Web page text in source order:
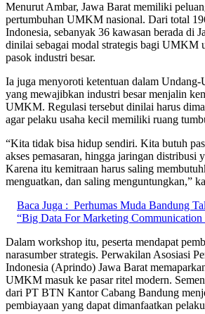
Menurut Ambar, Jawa Barat memiliki
pertumbuhan UMKM nasional. Dari total
Indonesia, sebanyak 36 kawasan berada di
dinilai sebagai modal strategis bagi UMKM
pasok industri besar.
Ia juga menyoroti ketentuan dalam
yang mewajibkan industri besar menjalin
UMKM. Regulasi tersebut dinilai harus
agar pelaku usaha kecil memiliki ruang
“Kita tidak bisa hidup sendiri. Kita butuh
akses pemasaran, hingga jaringan distribusi
Karena itu kemitraan harus saling
menguatkan, dan saling menguntungkan,”
Baca Juga : Perhumas Muda Bandung
“Big Data For Marketing Communication
Dalam workshop itu, peserta mendapat
narasumber strategis. Perwakilan Asosiasi
Indonesia (Aprindo) Jawa Barat
UMKM masuk ke pasar ritel modern.
dari PT BTN Kantor Cabang Bandung
pembiayaan yang dapat dimanfaatkan